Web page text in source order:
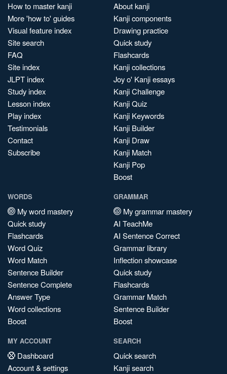
How to master kanji
More 'how to' guides
Visual feature index
Site search
FAQ
Site index
JLPT index
Study index
Lesson index
Play index
Testimonials
Contact
Subscribe
About kanji
Kanji components
Drawing practice
Quick study
Flashcards
Kanji collections
Joy o' Kanji essays
Kanji Challenge
Kanji Quiz
Kanji Keywords
Kanji Builder
Kanji Draw
Kanji Match
Kanji Pop
Boost
WORDS
My word mastery
Quick study
Flashcards
Word Quiz
Word Match
Sentence Builder
Sentence Complete
Answer Type
Word collections
Boost
GRAMMAR
My grammar mastery
AI TeachMe
AI Sentence Correct
Grammar library
Inflection showcase
Quick study
Flashcards
Grammar Match
Sentence Builder
Boost
MY ACCOUNT
Dashboard
Account & settings
SEARCH
Quick search
Kanji search